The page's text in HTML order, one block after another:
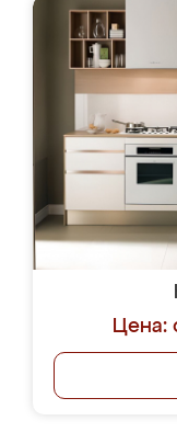
Цена: